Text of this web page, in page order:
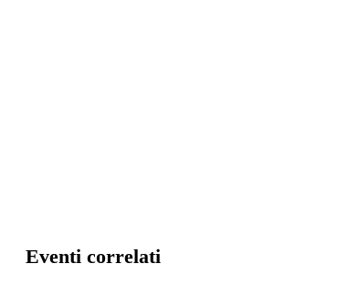
Eventi correlati